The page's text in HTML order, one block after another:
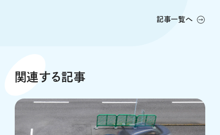
記事一覧へ
関連する記事